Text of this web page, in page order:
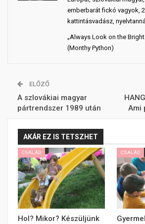
emberbarát fickó vagyok,
kattintásvadász,
„Always Look on the
(Monthy Python)
ELŐZŐ
A szlovákiai magyar
pártrendszer 1989 után
Ami
AKÁR EZ IS TETSZHET
CSALÁD
Hol? Mikor? Készüljünk
CSALÁD